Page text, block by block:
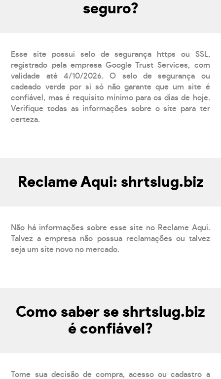
seguro?
Esse site possui selo de segurança https ou SSL,
registrado pela empresa Google Trust Services, com
validade até 4/10/2026. O selo de segurança ou
cadeado verde por si só não garante que um site é
confiável, mas é requisito mínimo para os dias de hoje.
Verifique todas as informações sobre o site para ter
certeza.
Reclame Aqui: shrtslug.biz
Não há informações sobre esse site no Reclame Aqui.
Talvez a empresa não possua reclamações ou talvez
seja um site novo no mercado.
Como saber se shrtslug.biz
é confiável?
Tome sua decisão de compra, acesso ou cadastro a